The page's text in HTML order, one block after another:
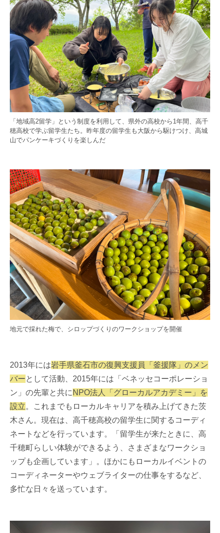
「地域高2留学」という制度を利用して、県外の高校から1年間、高千
穂高校で学ぶ留学生たち。昨年度の留学生も大阪から駆けつけ、高城
山でパンケーキづくりを楽しんだ
地元で採れた梅で、シロップづくりのワークショップを開催
2013年には岩手県釜石市の復興支援員「釜援隊」のメン
バーとして活動、2015年には「ベネッセコーポレーショ
ン」の先輩と共に NPO法人「グローカルアカデミー」を
設立。これまでもローカルキャリアを積み上げてきた茨
木さん。現在は、高千穂高校の留学生に関するコーディ
ネートなどを行っています。「留学生が来たときに、高
千穂町らしい体験ができるよう、さまざまなワークショ
ップも企画しています」。ほかにもローカルイベントの
コーディネーターやウェブライターの仕事をするなど、
多忙な日々を送っています。